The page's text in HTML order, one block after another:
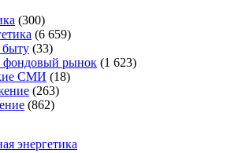
(300)
(6 659)
быту (33)
фондовый рынок (1 623)
СМИ (18)
(263)
(862)
энергетика